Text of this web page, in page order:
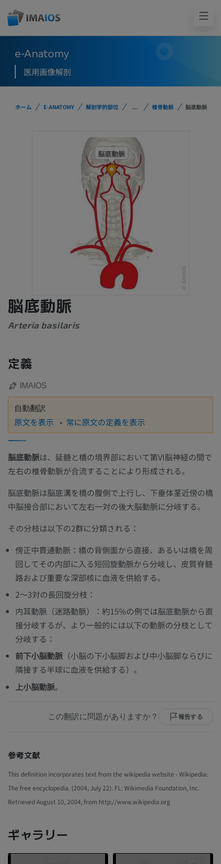
e-Anatomy
医用画像解剖
ホーム E-ANATOMY 解剖学的部位 ... 椎骨動脈 脳底動脈
脳底動脈
Arteria basilaris
定義
IMAIOS
自動翻訳
原文を表示 常に原文の定義を表示
脳底動脈は、延髄と橋の境界部において第VI脳神経の間で
左右の椎骨動脈が合流することにより形成される。
脳底動脈は脳底溝を橋の腹側で上行し、下垂体茎近傍の橋
中脳接合部において左右一対の後大脳動脈に分岐する。
その分枝は以下の2群に分類される：
傍正中貫通動脈：橋の背側面から直接、あるいは橋を周
回してその内部に入る短回旋動脈から分岐し、皮質脊髄
路および重要な深部核に血液を供給する。
2〜3対の長回旋分枝：
内耳動脈（迷路動脈）：約15%の例では脳底動脈から直
接分岐するが、より一般的には以下の動脈の分枝として
分岐する：
前下小脳動脈 （小脳の下小脳脚および中小脳脚ならびに
隣接する半球に血液を供給する）。
上小脳動脈。
この翻訳に問題がありますか？ 報告する
参考文献
This definition incorporates text from the wikipedia website - Wikipedia:
The free encyclopedia. (2004, July 22). FL: Wikimedia Foundation, Inc.
Retrieved August 10, 2004, from http://www.wikipedia.org
ギャラリー